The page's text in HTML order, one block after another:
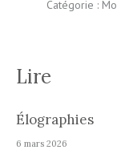
Catégorie :
Lire
Élographies
6 mars 2026